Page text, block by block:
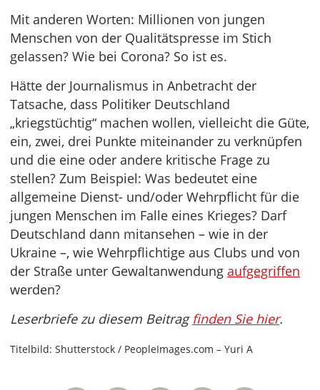
Mit anderen Worten: Millionen von jungen
Menschen von der Qualitätspresse im Stich
gelassen? Wie bei Corona? So ist es.
Hätte der Journalismus in Anbetracht der
Tatsache, dass Politiker Deutschland
„kriegstüchtig“ machen wollen, vielleicht die Güte,
ein, zwei, drei Punkte miteinander zu verknüpfen
und die eine oder andere kritische Frage zu
stellen? Zum Beispiel: Was bedeutet eine
allgemeine Dienst- und/oder Wehrpflicht für die
jungen Menschen im Falle eines Krieges? Darf
Deutschland dann mitansehen – wie in der
Ukraine –, wie Wehrpflichtige aus Clubs und von
der Straße unter Gewaltanwendung aufgegriffen
werden?
Leserbriefe zu diesem Beitrag finden Sie hier.
Titelbild: Shutterstock / PeopleImages.com – Yuri A